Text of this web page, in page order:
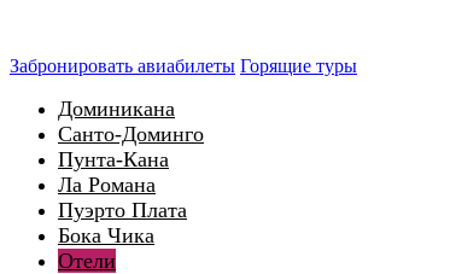
Забронировать авиабилеты Горящие туры
Доминикана
Санто-Доминго
Пунта-Кана
Ла Романа
Пуэрто Плата
Бока Чика
Отели